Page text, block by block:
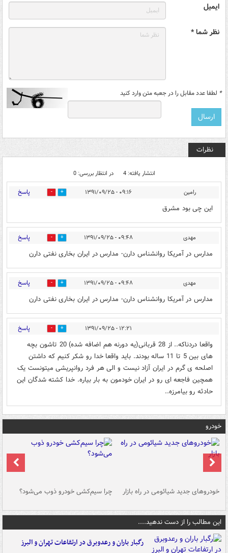
ایمیل
نظر شما *
* لطفا عدد مقابل را در جعبه متن وارد کنید
نظرات
انتشار یافته: 4 در انتظار بررسی: 0
رامین ۰۹:۱۶ - ۱۳۹۱/۰۹/۲۵ 0 پاسخ
این چی بود مشرق
مهدی ۰۹:۴۸ - ۱۳۹۱/۰۹/۲۵ 0 پاسخ
مدارس در آمریکا روانشناس دارن- مدارس در ایران بخاری نفتی دارن
مهدی ۰۹:۴۸ - ۱۳۹۱/۰۹/۲۵ 0 پاسخ
مدارس در آمریکا روانشناس دارن- مدارس در ایران بخاری نفتی دارن
۱۲:۲۱ - ۱۳۹۱/۰۹/۲۵ 0 پاسخ
واقعا دردناکه.. از 28 قربانی(یه دورنه هم اضافه شده) 20 تاشون بچه
های بین 5 تا 11 ساله بودند. باید واقعا خدا رو شکر کنیم که داشتن
اصلحه ی گرم در ایران آزاد نیست و الی هر فرد روانپریشی میتونست یک
همچین فاجعه ای رو در ایران خودمون به بار بیاره. خدا کشته شدگان این
حادثه رو بیامرزه..
خودرو
خودروهای جدید شیائومی در راه بازار چرا سیم‌کشی خودرو ذوب می‌شود؟
این مطالب را از دست ندهید....
رگبار باران و رعدوبرق در ارتفاعات تهران و البرز